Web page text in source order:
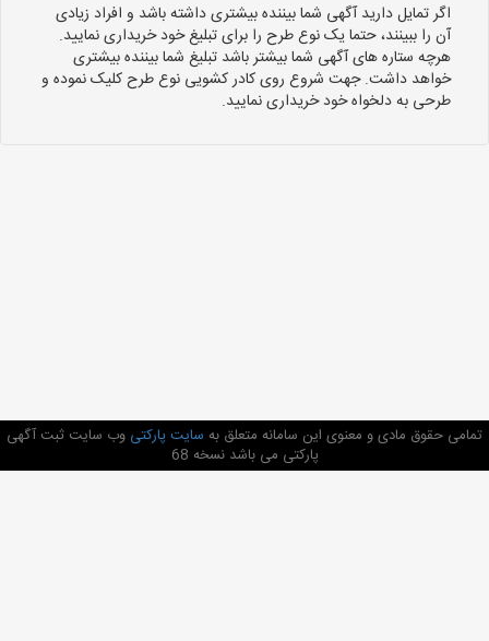
اگر تمایل دارید آگهی شما بیننده بیشتری داشته باشد و افراد زیادی
آن را ببینند، حتما یک نوع طرح را برای تبلیغ خود خریداری نمایید.
هرچه ستاره های آگهی شما بیشتر باشد تبلیغ شما بیننده بیشتری
خواهد داشت. جهت شروع روی کادر کشویی نوع طرح کلیک نموده و
طرحی به دلخواه خود خریداری نمایید.
تمامی حقوق مادی و معنوی این سامانه متعلق به سایت پارکتی وب سایت ثبت آگهی
پارکتی می باشد نسخه 68